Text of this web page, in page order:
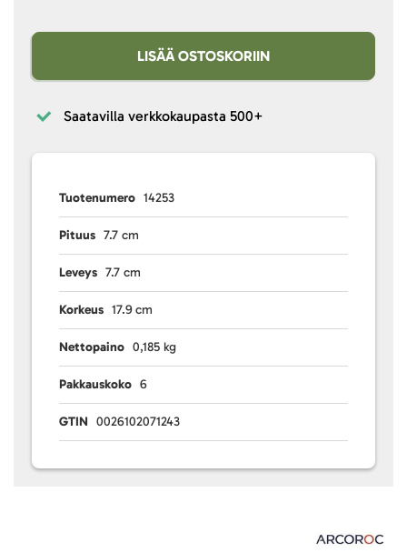
LISÄÄ OSTOSKORIIN
Saatavilla verkkokaupasta 500+
Tuotenumero 14253
Pituus 7.7 cm
Leveys 7.7 cm
Korkeus 17.9 cm
Nettopaino 0,185 kg
Pakkauskoko 6
GTIN 0026102071243